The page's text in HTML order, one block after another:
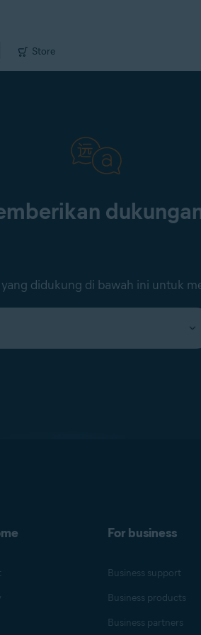
Store
yang didukung di bawah ini untuk
For business
Business support
Business products
Business partners